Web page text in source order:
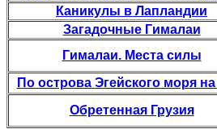
Каникулы в Лапландии
Загадочные Гималаи
Гималаи. Места силы
По острова Эгейского моря на
Обретенная Грузия